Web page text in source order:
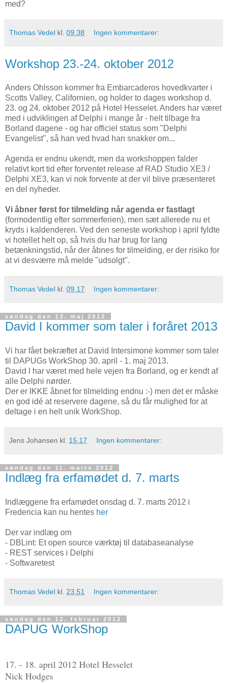
med?
Thomas Vedel kl. 09.38 Ingen kommentarer:
Workshop 23.-24. oktober 2012
Anders Ohlsson kommer fra Embarcaderos hovedkvarter i
Scotts Valley, Californien, og holder to dages workshop d.
23. og 24. oktober 2012 på Hotel Hesselet. Anders har været
med i udviklingen af Delphi i mange år - helt tilbage fra
Borland dagene - og har officiel status som "Delphi
Evangelist", så han ved hvad han snakker om...
Agenda er endnu ukendt, men da workshoppen falder
relativt kort tid efter forventet release af RAD Studio XE3 /
Delphi XE3, kan vi nok forvente at der vil blive præsenteret
en del nyheder.
Vi åbner først for tilmelding når agenda er fastlagt
(formodentlig efter sommerferien), men sæt allerede nu et
kryds i kaldenderen. Ved den seneste workshop i april fyldte
vi hotellet helt op, så hvis du har brug for lang
betænkningstid, når der åbnes for tilmelding, er der risiko for
at vi desværre må melde "udsolgt".
Thomas Vedel kl. 09.17 Ingen kommentarer:
søndag den 13. maj 2012
David I kommer som taler i foråret 2013
Vi har fået bekræftet at David Intersimone kommer som taler
til DAPUGs WorkShop 30. april - 1. maj 2013.
David I har været med hele vejen fra Borland, og er kendt af
alle Delphi nørder.
Der er IKKE åbnet for tilmelding endnu :-) men det er måske
en god idé at reservere dagene, så du får mulighed for at
deltage i en helt unik WorkShop.
Jens Johansen kl. 15.17 Ingen kommentarer:
søndag den 11. marts 2012
Indlæg fra erfamødet d. 7. marts
Indlæggene fra erfamødet onsdag d. 7. marts 2012 i
Fredericia kan nu hentes her
Der var indlæg om
- DBLint: Et open source værktøj til databaseanalyse
- REST services i Delphi
- Softwaretest
Thomas Vedel kl. 23.51 Ingen kommentarer:
søndag den 12. februar 2012
DAPUG WorkShop
17. - 18. april 2012 Hotel Hesselet
Nick Hodges